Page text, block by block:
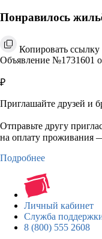
Понравилось
Копировать ссылку
Объявление №1731601
₽
Приглашайте друзей и
Отправьте другу
на оплату проживания
Подробнее
Личный кабинет
Служба
8 (800) 555 2608